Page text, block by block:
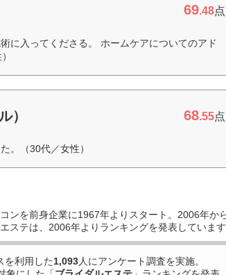
69.48点
に入ってくださる。 ホームケアについてのアド
） 68.55点
。（30代／女性）
ンを前身企業に1967年よりスタート。2006年か
ステは、2006年よりランキングを発表しています
を利用した1,093人にアンケート調査を実施。